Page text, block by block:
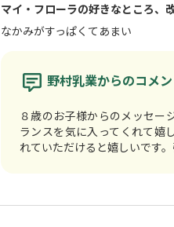
マイ・フローラの好きなところ、
なかみがすっぱくてあまい
野村乳業からのコメ
８歳のお子様からのメッセー
ランスを気に入ってくれて嬉
れていただけると嬉しいです